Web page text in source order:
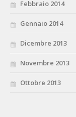
Febbraio 2014
Gennaio 2014
Dicembre 2013
Novembre 2013
Ottobre 2013